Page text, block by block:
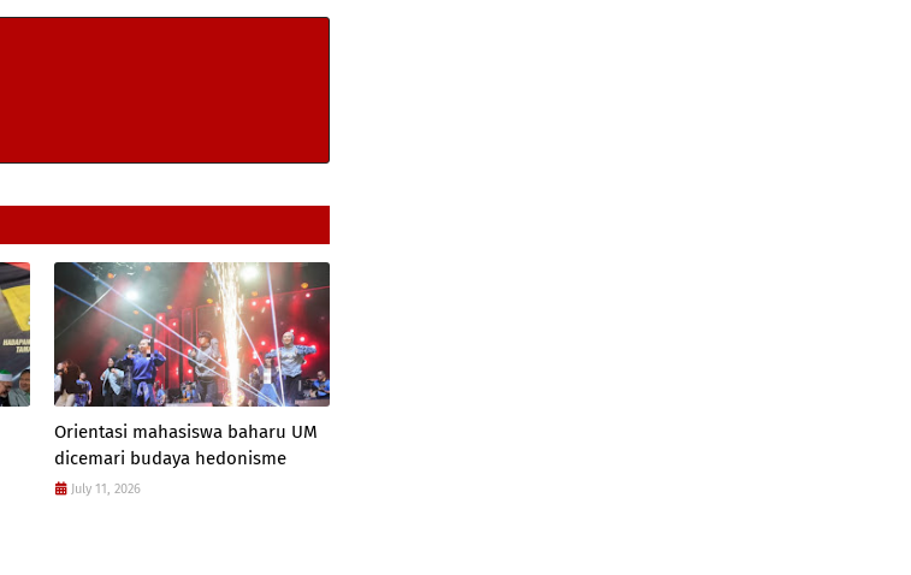
Orientasi mahasiswa baharu UM
dicemari budaya hedonisme
July 11, 2026